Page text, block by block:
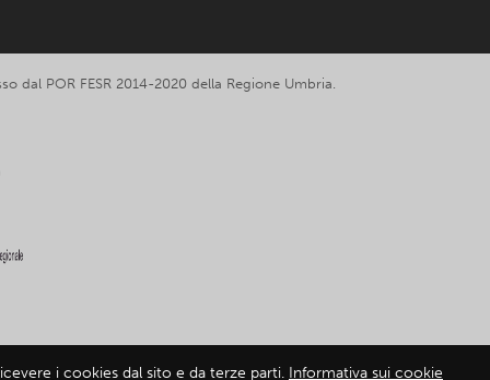
dal POR FESR 2014-2020 della Regione Umbria.
sui cookie
i cookies dal sito e da terze parti. Informativa sui cookie